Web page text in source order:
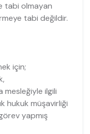
tabi olmayan
tabi değildir.
için;
mesleğiyle ilgili
hukuk müşavirliği
yapmış